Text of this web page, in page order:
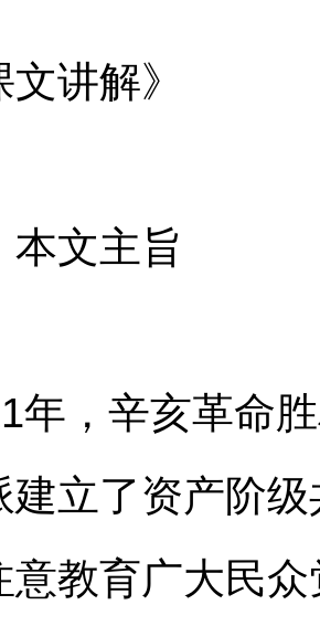
讲解》
文主旨
，辛亥革命胜
建立了资产阶
意教育广大民